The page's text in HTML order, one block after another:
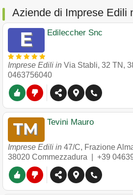
Aziende di Imprese Edili
Edileccher Snc
Imprese Edili in Via Stabli, 32 TN ,
0463756040
Tevini Mauro
Imprese Edili in 47/C, Frazione
38020 Commezzadura +39